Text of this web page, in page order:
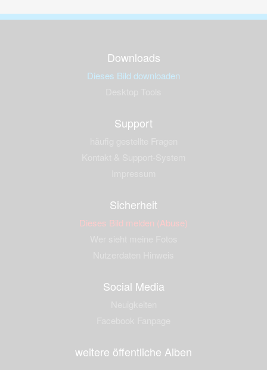
Downloads
Dieses Bild downloaden
Support
Sicherheit
Dieses Bild melden (Abuse)
Social Media
weitere öffentliche Alben